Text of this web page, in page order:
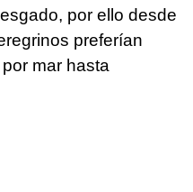
por ello desde
preferían
mar hasta